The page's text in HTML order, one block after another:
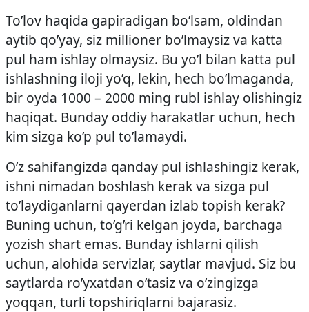
To’lov haqida gapiradigan bo’lsam, oldindan
aytib qo’yay, siz millioner bo’lmaysiz va katta
pul ham ishlay olmaysiz. Bu yo’l bilan katta pul
ishlashning iloji yo’q, lekin, hech bo’lmaganda,
bir oyda 1000 – 2000 ming rubl ishlay olishingiz
haqiqat. Bunday oddiy harakatlar uchun, hech
kim sizga ko’p pul to’lamaydi.
O’z sahifangizda qanday pul ishlashingiz kerak,
ishni nimadan boshlash kerak va sizga pul
to’laydiganlarni qayerdan izlab topish kerak?
Buning uchun, to’g’ri kelgan joyda, barchaga
yozish shart emas. Bunday ishlarni qilish
uchun, alohida servizlar, saytlar mavjud. Siz bu
saytlarda ro’yxatdan o’tasiz va o’zingizga
yoqqan, turli topshiriqlarni bajarasiz.